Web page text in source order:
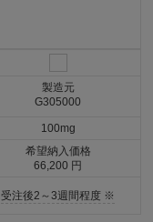
製造元
G305000
100mg
希望納入価格
66,200 円
受注後2～3週間程度 ※